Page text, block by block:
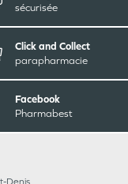
sécurisée
Click and Collect
parapharmacie
Facebook
Pharmabest
Denis